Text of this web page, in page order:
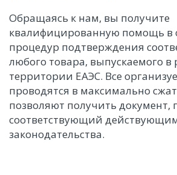
Обращаясь к нам, вы получите
квалифицированную помощь в
процедур подтверждения
любого товара, выпускаемого
территории ЕАЭС. Все
проводятся в максимально
позволяют получить документ,
соответствующий
законодательства.